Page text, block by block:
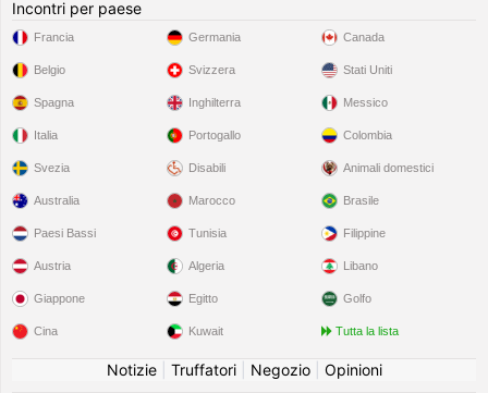
Incontri per paese
Francia
Belgio
Spagna
Italia
Svezia
Germania
Svizzera
Inghilterra
Portogallo
Disabili
Canada
Stati Uniti
Messico
Colombia
Animali domestici
Australia
Paesi Bassi
Austria
Giappone
Cina
Marocco
Tunisia
Algeria
Egitto
Kuwait
Brasile
Filippine
Libano
Golfo
Tutta la lista
Notizie| Truffatori| Negozio| Opinioni